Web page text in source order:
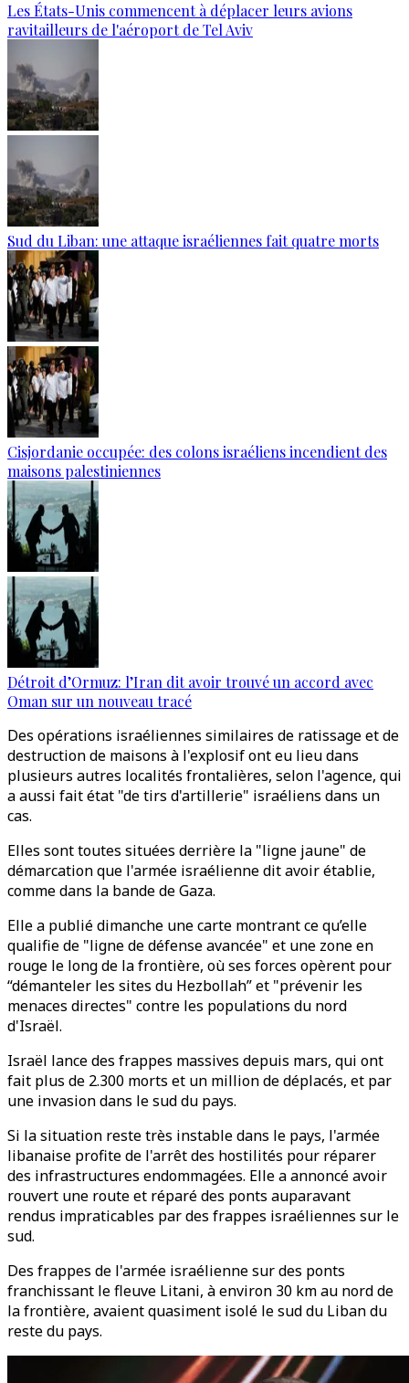
Les États-Unis commencent à déplacer leurs avions
ravitailleurs de l'aéroport de Tel Aviv
Sud du Liban: une attaque israéliennes fait quatre morts
Cisjordanie occupée: des colons israéliens incendient des
maisons palestiniennes
Détroit d’Ormuz: l’Iran dit avoir trouvé un accord avec
Oman sur un nouveau tracé
Des opérations israéliennes similaires de ratissage et de
destruction de maisons à l'explosif ont eu lieu dans
plusieurs autres localités frontalières, selon l'agence, qui
a aussi fait état "de tirs d'artillerie" israéliens dans un
cas.
Elles sont toutes situées derrière la "ligne jaune" de
démarcation que l'armée israélienne dit avoir établie,
comme dans la bande de Gaza.
Elle a publié dimanche une carte montrant ce qu’elle
qualifie de "ligne de défense avancée" et une zone en
rouge le long de la frontière, où ses forces opèrent pour
“démanteler les sites du Hezbollah” et "prévenir les
menaces directes" contre les populations du nord
d'Israël.
Israël lance des frappes massives depuis mars, qui ont
fait plus de 2.300 morts et un million de déplacés, et par
une invasion dans le sud du pays.
Si la situation reste très instable dans le pays, l'armée
libanaise profite de l'arrêt des hostilités pour réparer
des infrastructures endommagées. Elle a annoncé avoir
rouvert une route et réparé des ponts auparavant
rendus impraticables par des frappes israéliennes sur le
sud.
Des frappes de l'armée israélienne sur des ponts
franchissant le fleuve Litani, à environ 30 km au nord de
la frontière, avaient quasiment isolé le sud du Liban du
reste du pays.